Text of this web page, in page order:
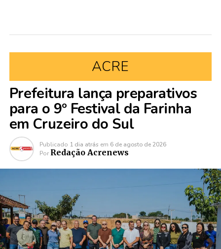
ACRE
Prefeitura lança preparativos
para o 9º Festival da Farinha
em Cruzeiro do Sul
Publicado 1 dia atrás em 6 de agosto de 2026
Por Redação Acrenews